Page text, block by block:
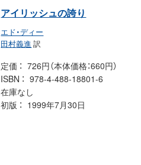
アイリッシュの誇り
エド・ディー
田村義進 訳
定価
726円（本体価格：660円）
ISBN
978-4-488-18801-6
在庫なし
初版
1999年7月30日